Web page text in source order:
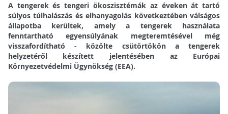
A tengerek és tengeri ökoszisztémák az éveken át tartó
súlyos túlhalászás és elhanyagolás következtében válságos
állapotba kerültek, amely a tengerek használata
fenntartható egyensúlyának megteremtésével még
visszafordítható - közölte csütörtökön a tengerek
helyzetéről készített jelentésében az Európai
Környezetvédelmi Ügynökség (EEA).